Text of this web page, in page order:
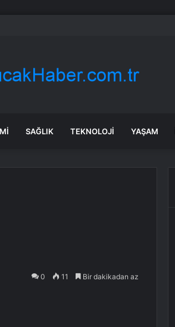
beğendikleri erkeğe ahlaksız teklif
SAĞLIK TEKNOLOJI YAŞAM
0 11 Bir dakikadan az